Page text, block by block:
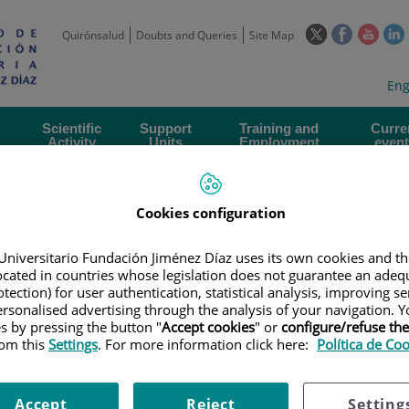
Quirónsalud Doubts and Queries Site Map
This
in
pop-
This
in
pop-
This
open
in
a
pop-
Scientific
Activity
Support
Units
Training and
Employment
EMPLOYMENT OFFERS |CONTRATO. TÉCNICO SUPERIOR DE
superior de laboratorio.
Cookies configuration
Fundación Jiménez Díaz uses its own cookies and
in countries whose legislation does not guarantee an
for user authentication, statistical analysis, improving
advertising through the analysis of your navigation.
by pressing the button "Accept cookies" or configure/refuse
thisSettings. For more information click here: Política de
Reject
Accept